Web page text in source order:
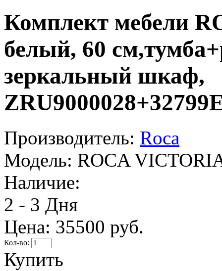
Комплект мебели
белый, 60
зеркальный шкаф,
Производитель: Roca
Модель: ROCA
Наличие:
2 - 3 Дня
Цена: 35500 руб.
Кол-во:
Купить